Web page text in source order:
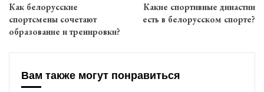
Как белорусские
спортсмены сочетают
образование и тренировки?
Какие спортивные династии
есть в белорусском спорте?
Вам также могут понравиться